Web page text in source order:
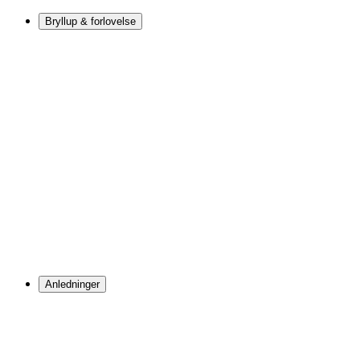
Bryllup & forlovelse
Anledninger